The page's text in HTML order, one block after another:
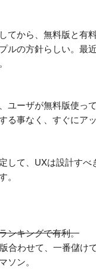
てから、無料版と有
ルの方針らしい。最
ユーザが無料版使っ
る事なく、すぐにア
て、UXは設計すべ
ンキングで有利。
合わせて、一番儲け
ン。